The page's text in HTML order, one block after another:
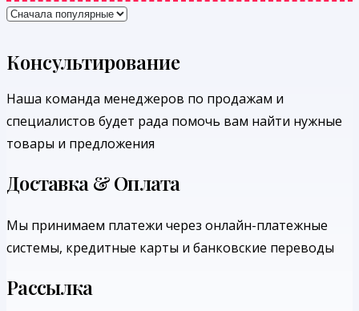
Консультирование
Наша команда менеджеров по продажам и
специалистов будет рада помочь вам найти нужные
товары и предложения
Доставка & Оплата
Мы принимаем платежи через онлайн-платежные
системы, кредитные карты и банковские переводы
Рассылка